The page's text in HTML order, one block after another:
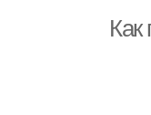
Как